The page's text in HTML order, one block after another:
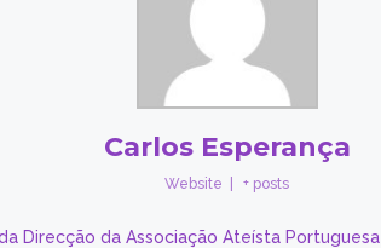
Carlos Esperança
Website + posts
Direcção da Associação Ateísta Portuguesa